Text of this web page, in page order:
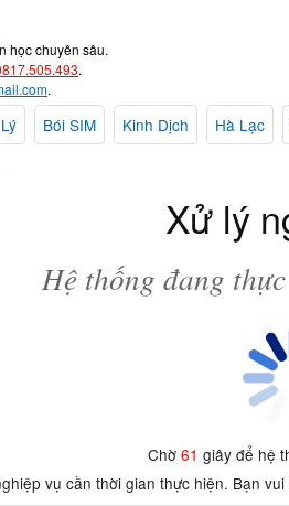
học chuyên sâu.
.
.
Bói SIM Kinh Dịch Hà Lạc
Xử lý
Hệ thống đang
Chờ 61 giây để hệ
vụ cần thời gian thực hiện. Bạn